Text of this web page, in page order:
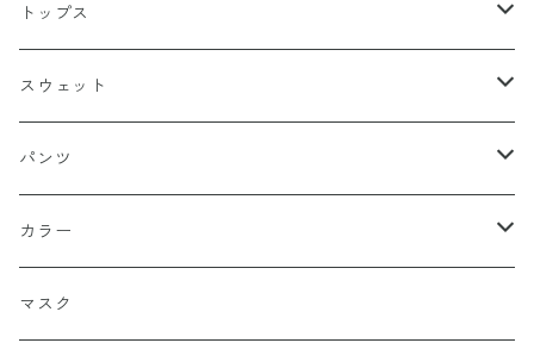
キャップ
スナップバック
フィッテド（サイズ調整無）
ドゥラグ
スカルキャップ
ハンチング
ニットキャップ
トップス
Ｔシャツ
半袖
長袖
シャツ（半袖）
シャツ（長袖）
トレーナー
スウェット
トレーナー
パーカー
パンツ
ハーフ
ロング
カラー
ブラック
マスク